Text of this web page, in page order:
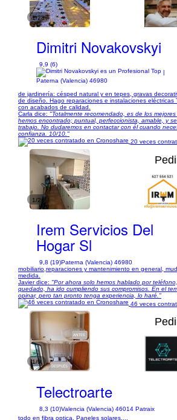
1/28
Dimitri Novakovskyi
9,9 (6)
|
Paterna (Valencia) 46980
de jardinería: césped natural y en tepes, gravas
de diseño. Hago reparaciones e instalaciones eléctricas
con acabados de calidad.
Carla dice: "Totalmente recomendado, es de los
hemos encontrado; puntual, perfeccionista, amable, y
trabajo. No dudaremos en contactar con él cuando
confianza. 10/10."
20 veces
1/26
Irem Servicios Del
Hogar Sl
9,8 (19)Paterna (Valencia) 46980
mobiliario,reparaciones y mantenimiento en general,
medida.
Javier dice: "Por ahora solo hemos hablado por
quedado, ha ido cumpliendo sus compromisos. En el
opinar, pero tan pronto tenga experiencia, lo haré."
46 veces
1/9
Telectroarte
8,3 (10)Valencia (Valencia) 46014 Patraix
todo en fibra optica. Paneles solares....